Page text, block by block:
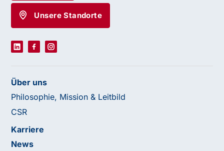
Unsere Standorte
Über uns
Philosophie, Mission & Leitbild
CSR
Karriere
News